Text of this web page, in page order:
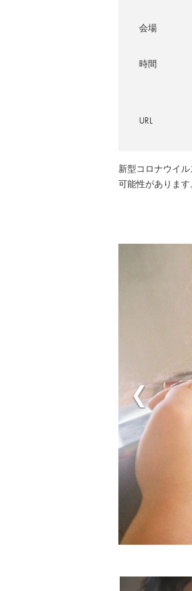
会場
時間
URL
新型コロナウイ
可能性があります